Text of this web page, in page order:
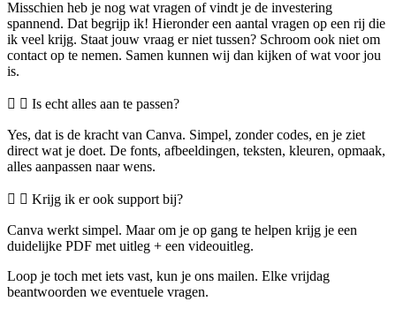
Misschien heb je nog wat vragen of vindt je de investering
spannend. Dat begrijp ik! Hieronder een aantal vragen op een rij die
ik veel krijg. Staat jouw vraag er niet tussen? Schroom ook niet om
contact op te nemen. Samen kunnen wij dan kijken of wat voor jou
is.
Is echt alles aan te passen?
Yes, dat is de kracht van Canva. Simpel, zonder codes, en je ziet
direct wat je doet. De fonts, afbeeldingen, teksten, kleuren, opmaak,
alles aanpassen naar wens.
Krijg ik er ook support bij?
Canva werkt simpel. Maar om je op gang te helpen krijg je een
duidelijke PDF met uitleg + een videouitleg.
Loop je toch met iets vast, kun je ons mailen. Elke vrijdag
beantwoorden we eventuele vragen.